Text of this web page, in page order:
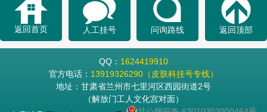
返回首页 人工挂号 问询路线 返回顶部
QQ： 1624419910
官方电话： 13919326290（皮肤科挂号专线）
地址：甘肃省兰州市七里河区西园街道2号
（解放门工人文化宫对面）